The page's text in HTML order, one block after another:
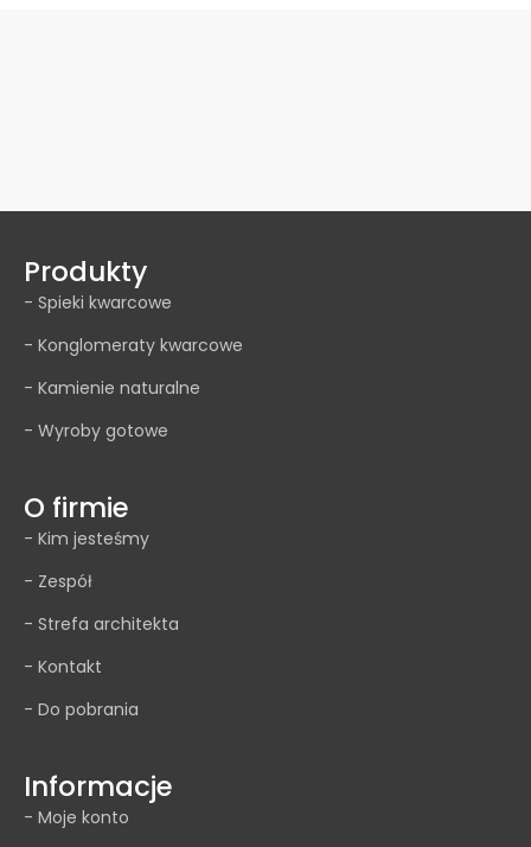
Produkty
- Spieki kwarcowe
- Konglomeraty kwarcowe
- Kamienie naturalne
- Wyroby gotowe
O firmie
- Kim jesteśmy
- Zespół
- Strefa architekta
- Kontakt
- Do pobrania
Informacje
- Moje konto